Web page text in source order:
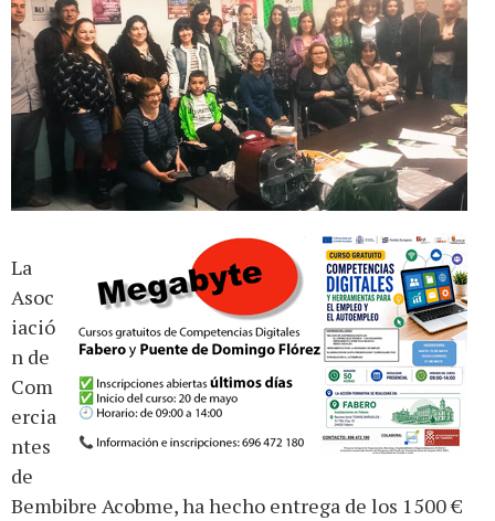
La
Asoc
iació
n de
Com
ercia
ntes
de
Bembibre Acobme, ha hecho entrega de los 1500 €